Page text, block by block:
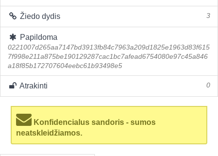
Žiedo dydis 3
Papildoma
0221007d265aa7147bd3913fb84c7963a209d1825e1963d83f615
7f998e211a875be190129287cac1bc7afead6754080e97c45a846
a18f85b172707604eebc61b93498e5
Atrakinti 0
Konfidencialus sandoris - sumos
neatskleidžiamos.